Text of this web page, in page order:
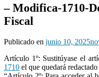
– Modifica-1710-
Fiscal
Publicado en junio 10, 2025
Artículo 1º: Sustitúyase el
1710 el que quedará